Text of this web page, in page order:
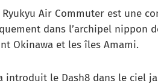
Ryukyu Air Commuter est une
dans l’archipel nippon
Okinawa et les îles Amami.
introduit le Dash8 dans le ciel